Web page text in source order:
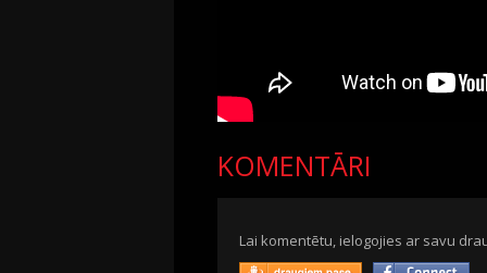
KOMENTĀRI
Lai komentētu, ielogojies ar savu